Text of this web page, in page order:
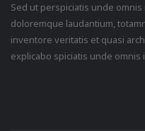
Sed ut perspiciatis unde
doloremque laudantium,
inventore veritatis et quasi
explicabo spiciatis unde